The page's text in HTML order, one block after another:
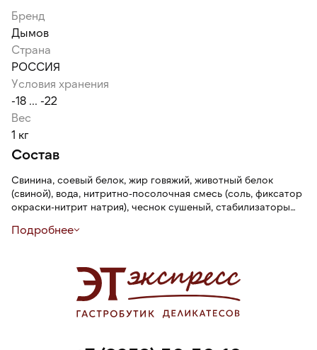
Бренд
Дымов
Страна
РОССИЯ
Условия хранения
-18 ... -22
Вес
1 кг
Состав
Свинина, соевый белок, жир говяжий, животный белок
(свиной), вода, нитритно-посолочная смесь (соль, фиксатор
окраски-нитрит натрия), чеснок сушеный, стабилизаторы
диглицириды жирных кислот), пшеничная клетчатка,
розмарина), ароматизатор, стартовые культуры.
Подробнее